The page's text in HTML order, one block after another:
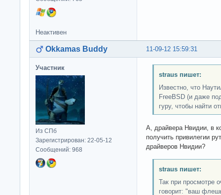
Неактивен
11-09-12 15:59:31
Okkamas Buddy
Участник
Из СПб
Зарегистрирован: 22-05-12
Сообщений: 968
straus пишет:
Известно, что
FreeBSD (и даже
гуру, чтобы найти
А, драйвера Нвидии, в
получить привилегии
драйверов Нвидии?
straus пишет:
Так при просмотре
говорит: "ваш